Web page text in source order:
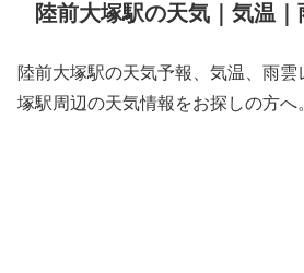
陸前大塚駅の天気｜気温
陸前大塚駅の天気予報、気温、雨
塚駅周辺の天気情報をお探しの方へ